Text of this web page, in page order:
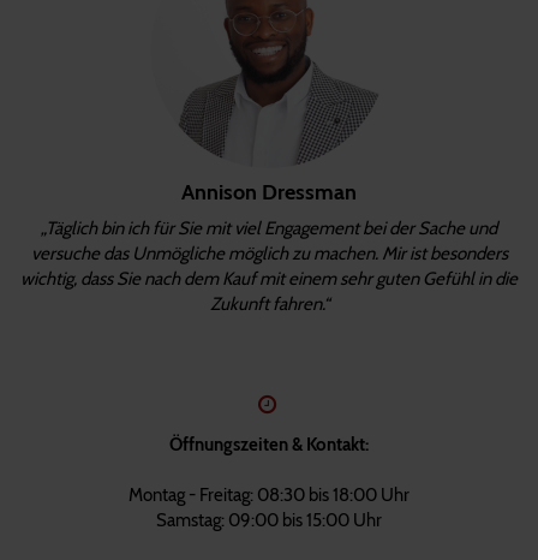
Annison Dressman
„Täglich bin ich für Sie mit viel Engagement bei der Sache und
versuche das Unmögliche möglich zu machen. Mir ist besonders
wichtig, dass Sie nach dem Kauf mit einem sehr guten Gefühl in die
Zukunft fahren.“
Öffnungszeiten & Kontakt:
Montag - Freitag: 08:30 bis 18:00 Uhr
Samstag: 09:00 bis 15:00 Uhr